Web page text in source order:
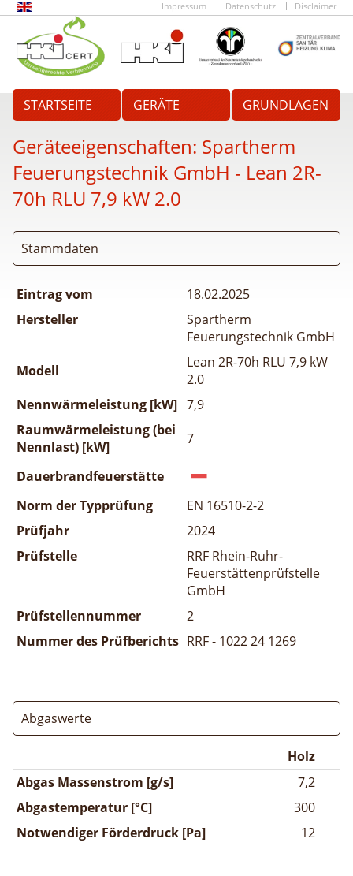
Impressum Datenschutz Disclaimer
STARTSEITE GERÄTE GRUNDLAGEN
Geräteeigenschaften: Spartherm
Feuerungstechnik GmbH - Lean 2R-
70h RLU 7,9 kW 2.0
Stammdaten
Eintrag vom
18.02.2025
Hersteller
Spartherm
Feuerungstechnik GmbH
Modell
Lean 2R-70h RLU 7,9 kW
2.0
Nennwärmeleistung [kW] 7,9
Raumwärmeleistung (bei
Nennlast) [kW]
7
Dauerbrandfeuerstätte
Norm der Typprüfung
EN 16510-2-2
Prüfjahr
2024
Prüfstelle
RRF Rhein-Ruhr-
Feuerstättenprüfstelle
GmbH
Prüfstellennummer
2
Nummer des Prüfberichts RRF - 1022 24 1269
Abgaswerte
Holz
Abgas Massenstrom [g/s]
7,2
Abgastemperatur [°C]
300
Notwendiger Förderdruck [Pa]
12